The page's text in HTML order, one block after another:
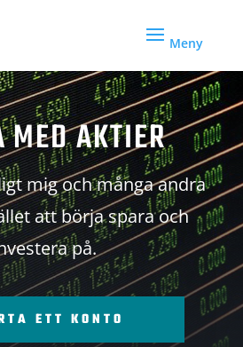
MED AKTIER
mig och många andra
att börja spara och
på.
ETT KONTO